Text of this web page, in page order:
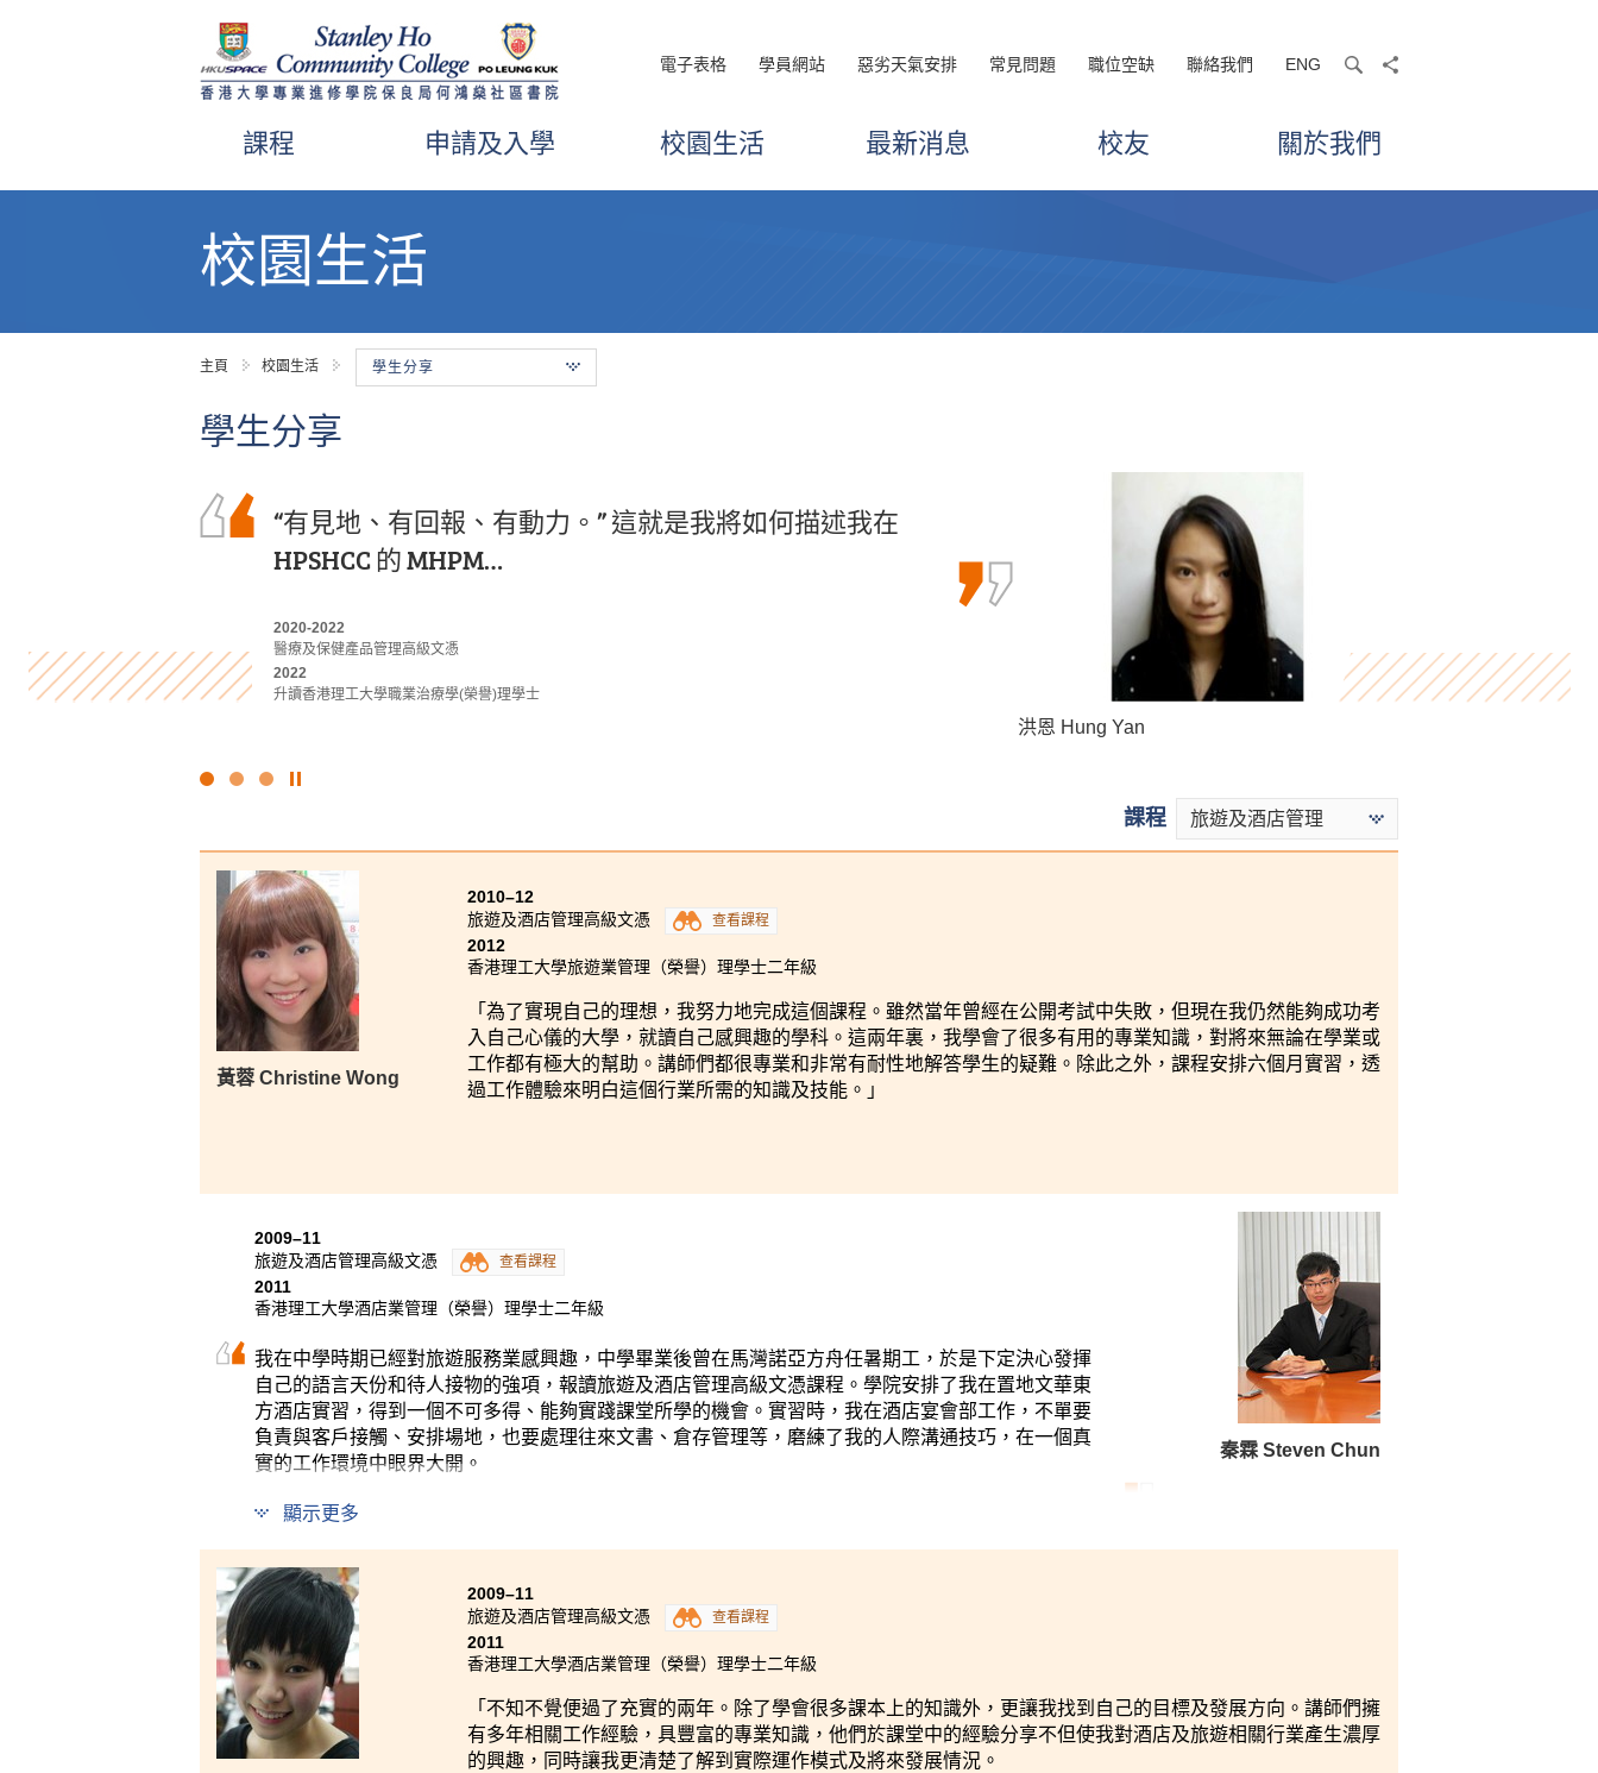
電子表格 學員網站 惡劣天氣安排 常見問題 職位空缺 聯絡我們 ENG searchshare
課程 申請及入學 校園生活 最新消息 校友 關於我們
校園生活
主頁 校園生活 學生分享
學生分享
“有見地、有回報、有動力。” 這就是我將如何描述我在
HPSHCC 的 MHPM…
2020-2022
醫療及保健產品管理高級文憑
2022
升讀香港理工大學職業治療學(榮譽)理學士
洪恩 Hung Yan
在書院的兩年學習生活既充實又有趣，專業講師在課堂上多
樣化的講解、校園活躍的學術氣氛和出色的講座內容激發我
2023-2025
運動教練學及運動表現高級文憑
文朗謙 Andy Man
在書院就讀的兩年中，我透過高級文憑課程學習到許多重要
的知識和技能，這些都能為我迎接未來的挑戰和困難做好準
2022-2024
商業管理學高級文憑 (管理及商業法律學)
羅健允 Killian Loh
點
幻
燈
片
課程 旅遊及酒店管理
黃蓉 Christine Wong
2010–12
旅遊及酒店管理高級文憑
查看課程
2012
香港理工大學旅遊業管理（榮譽）理學士二年級
「為了實現自己的理想，我努力地完成這個課程。雖然當年曾經在公開考試中失敗，但現在我仍然能夠成功考
入自己心儀的大學，就讀自己感興趣的學科。這兩年裏，我學會了很多有用的專業知識，對將來無論在學業或
工作都有極大的幫助。講師們都很專業和非常有耐性地解答學生的疑難。除此之外，課程安排六個月實習，透
過工作體驗來明白這個行業所需的知識及技能。」
秦霖 Steven Chun
2009–11
旅遊及酒店管理高級文憑
查看課程
2011
香港理工大學酒店業管理（榮譽）理學士二年級
我在中學時期已經對旅遊服務業感興趣，中學畢業後曾在馬灣諾亞方舟任暑期工，於是下定決心發揮
自己的語言天份和待人接物的強項，報讀旅遊及酒店管理高級文憑課程。學院安排了我在置地文華東
方酒店實習，得到一個不可多得、能夠實踐課堂所學的機會。實習時，我在酒店宴會部工作，不單要
負責與客戶接觸、安排場地，也要處理往來文書、倉存管理等，磨練了我的人際溝通技巧，在一個真
實的工作環境中眼界大開。
顯示更多
2009–11
旅遊及酒店管理高級文憑
查看課程
2011
香港理工大學酒店業管理（榮譽）理學士二年級
「不知不覺便過了充實的兩年。除了學會很多課本上的知識外，更讓我找到自己的目標及發展方向。講師們擁
有多年相關工作經驗，具豐富的專業知識，他們於課堂中的經驗分享不但使我對酒店及旅遊相關行業產生濃厚
的興趣，同時讓我更清楚了解到實際運作模式及將來發展情況。